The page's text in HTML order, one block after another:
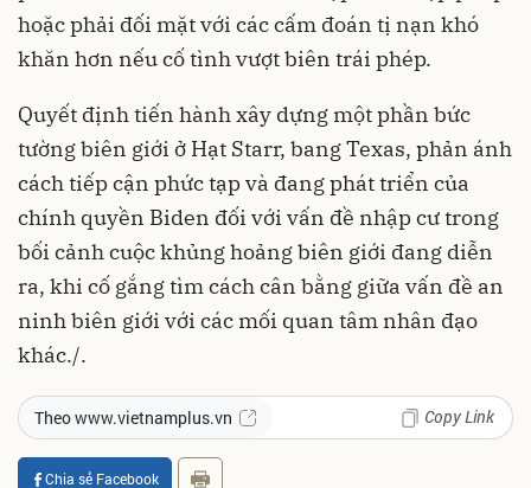
hoặc phải đối mặt với các cấm đoán tị nạn khó
khăn hơn nếu cố tình vượt biên trái phép.
Quyết định tiến hành xây dựng một phần bức
tường biên giới ở Hạt Starr, bang Texas, phản ánh
cách tiếp cận phức tạp và đang phát triển của
chính quyền Biden đối với vấn đề nhập cư trong
bối cảnh cuộc khủng hoảng biên giới đang diễn
ra, khi cố gắng tìm cách cân bằng giữa vấn đề an
ninh biên giới với các mối quan tâm nhân đạo
khác./.
Theo www.vietnamplus.vn Copy Link
Chia sẻ Facebook